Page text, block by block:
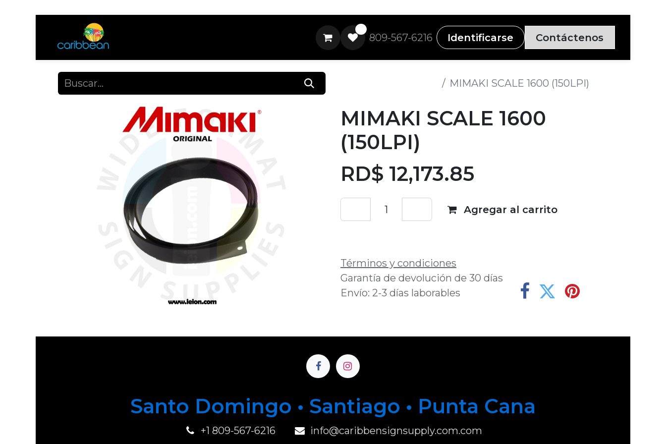
809-567-6216 Identificarse Contáctenos
MIMAKI SCALE 1600 (150LPI)
MIMAKI SCALE 1600
(150LPI)
RD$ 12,173.85
Agregar al carrito
Términos y condiciones
Garantía de devolución de 30 días
Envío: 2-3 días laborables
Santo Domingo • Santiago • Punta Cana
+1 809-567-6216 info@caribbensignsupply.com.com